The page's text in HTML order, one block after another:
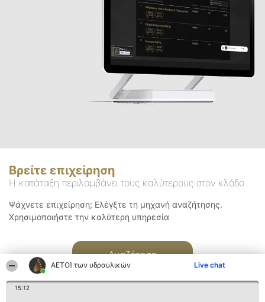
ΑΕΤΟΊ των υδραυλικών Live chat
15:12
Βρείτε επιχείρηση
Η κατάταξη περιλαμβάνει τους καλύτερους στον κλάδο
Ψάχνετε επιχείρηση; Ελέγξτε τη μηχανή αναζήτησης.
Χρησιμοποιήστε την καλύτερη υπηρεσία
Αναζήτηση